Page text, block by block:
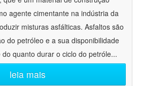
agente cimentante na indústria da
misturas asfálticas. Asfaltos são
do petróleo e a sua disponibilidade
quanto durar o ciclo do petróle...
leia mais